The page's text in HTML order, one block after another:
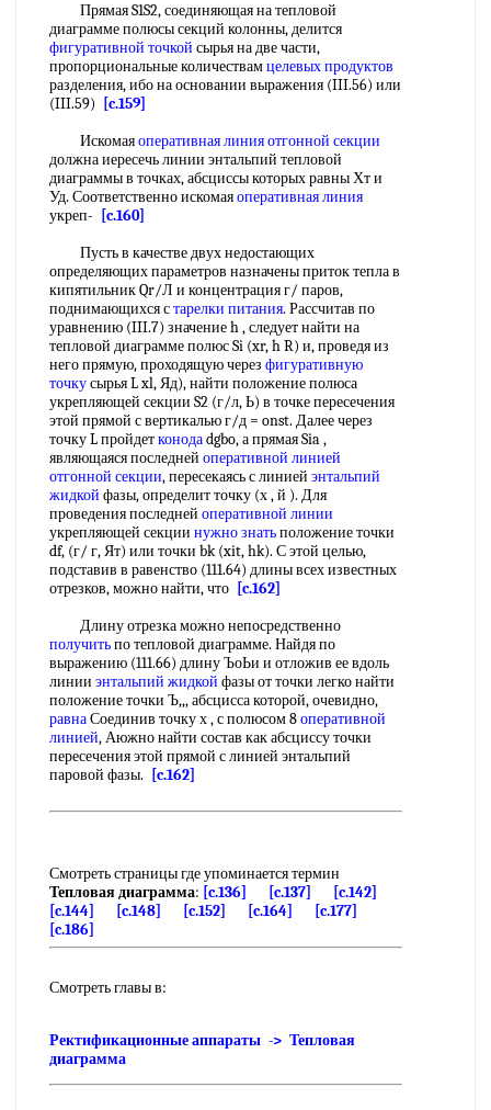
Прямая S1S2, соединяющая на тепловой
диаграмме полюсы секций колонны, делится
фигуративной точкой сырья на две части,
пропорциональные количествамцелевых продуктов
разделения, ибо на основании выражения (III.56) или
(III.59)
[c.159]
Искомаяоперативная линияотгонной секции
должна иересечь линии энтальпий тепловой
диаграммы в точках, абсциссы которых равны Хт и
Уд. Соответственно искомаяоперативная линия
укреп-
[c.160]
Пусть в качестве двух недостающих
определяющих параметров назначены приток тепла в
кипятильник Qr/Л и концентрация г/ паров,
поднимающихся старелки питания. Рассчитав по
уравнению (III.7) значение h , следует найти на
тепловой диаграмме полюс Si (xr, h R) и, проведя из
него прямую, проходящую через фигуративную
точкусырья L xl, Яд), найти положение полюса
укрепляющей секции S2 (г/л, Ь) в точке пересечения
этой прямой с вертикалью г/д = onst. Далее через
точку L пройдетконодаdgbo, а прямая Sia ,
являющаяся последней оперативной линией
отгонной секции, пересекаясь с линией энтальпий
жидкой фазы, определит точку (х , й ). Для
проведения последней оперативной линии
укрепляющей секции нужно знатьположение точки
df, (г/ г, Ят) или точки bk (xit, hk). С этой целью,
подставив в равенство (111.64) длины всех известных
отрезков, можно найти, что [c.162]
Длину отрезка можно непосредственно
получитьпо тепловой диаграмме. Найдя по
выражению (111.66) длину ЪоЬи и отложив ее вдоль
линии энтальпий жидкой фазы от точки легко найти
положение точки Ъ,,, абсцисса которой, очевидно,
равнаСоединив точку х , с полюсом 8оперативной
линией, Аюжно найти состав как абсциссу точки
пересечения этой прямой с линией энтальпий
паровой фазы.
[c.162]
Смотреть страницы где упоминается термин
Тепловая диаграмма: [c.136] [c.137]
[c.142]
[c.144]
[c.148] [c.152] [c.164]
[c.177]
[c.186]
Смотреть главы в:
Ректификационные аппараты -> Тепловая
диаграмма